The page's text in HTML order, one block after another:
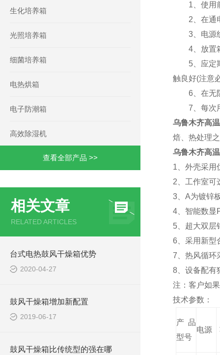
生化培养箱
光照培养箱
细菌培养箱
电热烘箱
电子防潮箱
高效除湿机
查看全部产品 >>
相关文章
RELATED ARTICLES
台式电热鼓风干燥箱优势
2020-04-27
鼓风干燥箱增加新配置
2019-06-17
鼓风干燥箱比传统型的强在哪
1、使用前
2、在通电
3、电源线
4、放置箱
5、应定期
触良好(注意
6、在无防
7、每次用
乌鲁木齐高
焙、热处理
乌鲁木齐高
1、外壳采用
2、工作室可
3、A为镀锌
4、 智能数显
5、超大双层
6、采用新型
7、热风循环
8、设备配有
注：客户如
技术参数：
产品
型号
电源